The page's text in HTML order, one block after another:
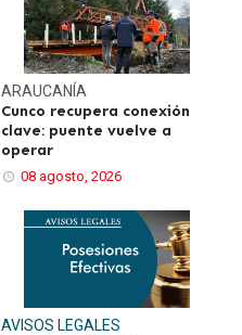
ARAUCANÍA
Cunco recupera conexión
clave: puente vuelve a
operar
08 agosto, 2026
AVISOS LEGALES